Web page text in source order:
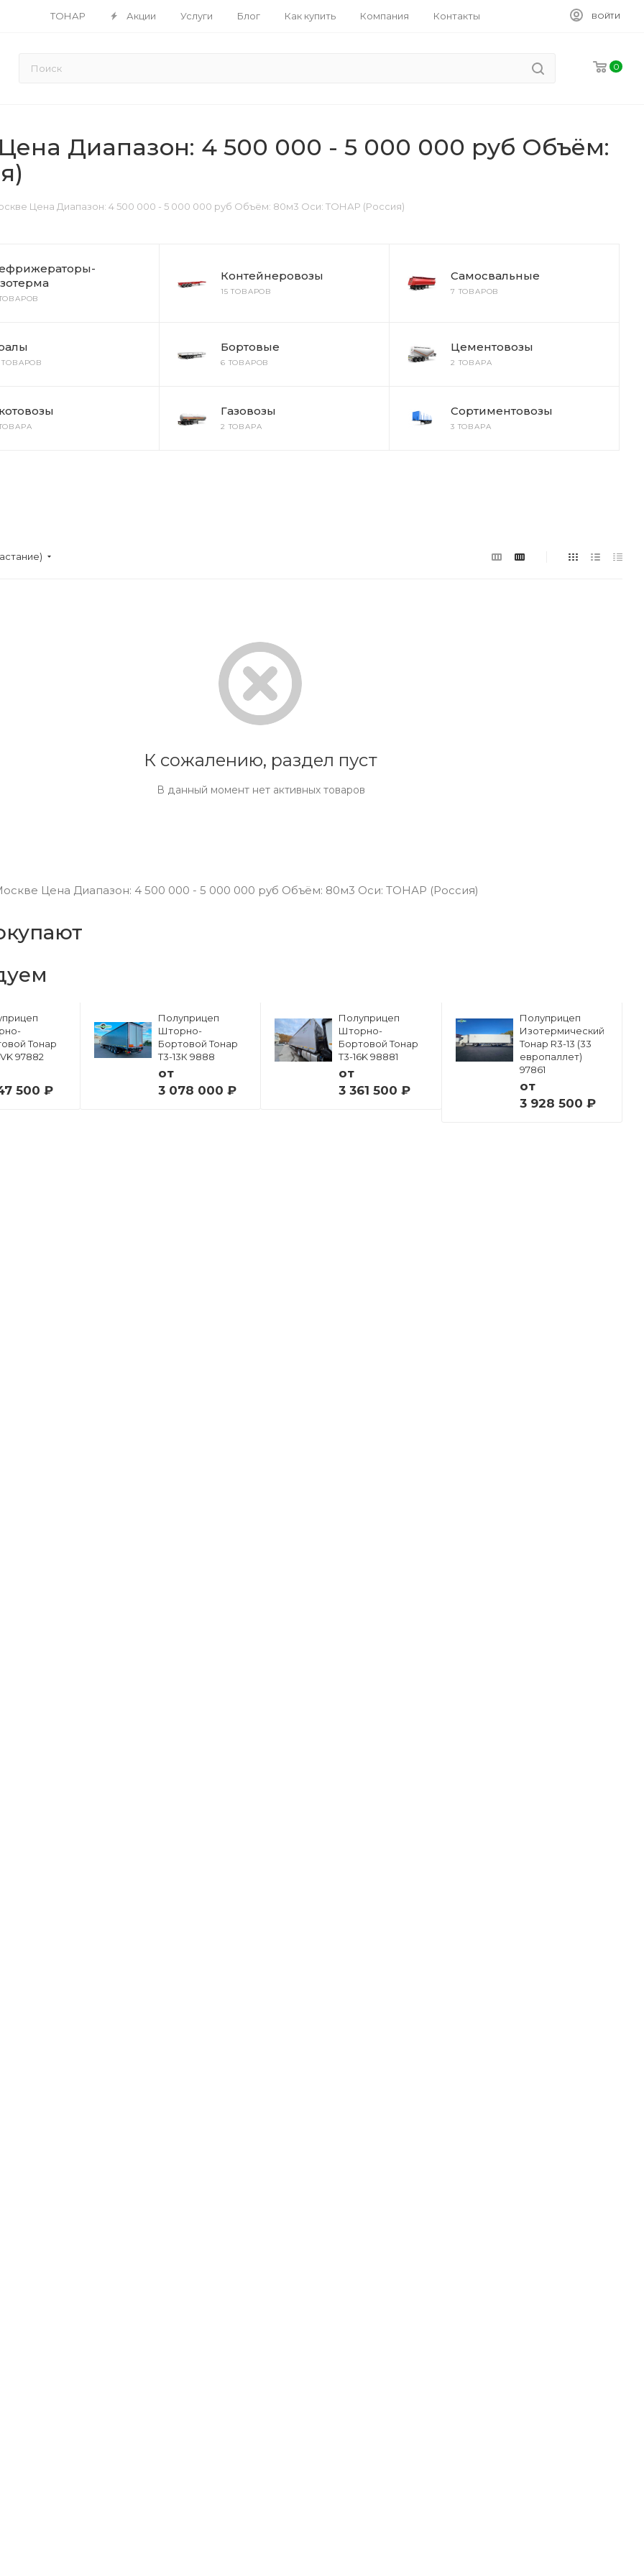
ТОНАР Акции Услуги Блог Как купить Компания Контакты ВОЙТИ
0
Диапазон: 4 500 000 - 5 000 000 руб Объём:
Цена Диапазон: 4 500 000 - 5 000 000 руб Объём: 80м3 Оси: ТОНАР (Россия)
Контейнеровозы
15 ТОВАРОВ
Самосвальные
7 ТОВАРОВ
ТОВАРОВ
Бортовые
6 ТОВАРОВ
Цементовозы
2 ТОВАРА
Газовозы
2 ТОВАРА
Сортиментовозы
3 ТОВАРА
К сожалению, раздел пуст
В данный момент нет активных товаров
Цена Диапазон: 4 500 000 - 5 000 000 руб Объём: 80м3 Оси: ТОНАР (Россия)
Тонар
97882
500 ₽
Полуприцеп
Шторно-
Бортовой Тонар
Т3-13К 9888
от
3 078 000 ₽
Полуприцеп
Шторно-
Бортовой Тонар
Т3-16K 98881
от
3 361 500 ₽
Полуприцеп
Изотермический
Тонар R3-13 (33
европаллет)
97861
от
3 928 500 ₽